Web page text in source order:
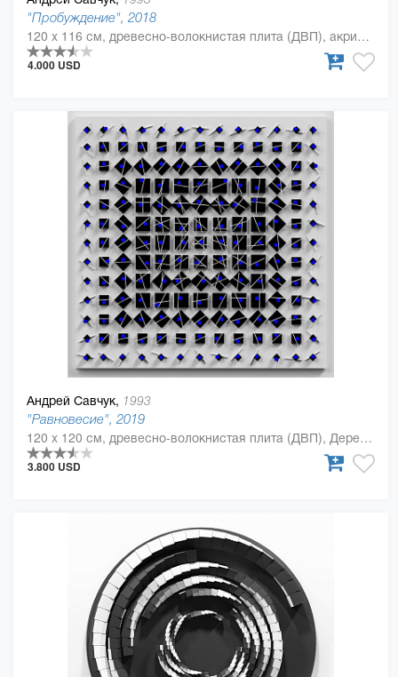
"Пробуждение", 2018
120 x 116 см, древесно-волокнистая плита (ДВП), акриловая краска, Дерево, полиуретан
4.000 USD
Андрей Савчук, 1993
"Равновесие", 2019
120 x 120 см, древесно-волокнистая плита (ДВП), Дерево, полиуретан
3.800 USD